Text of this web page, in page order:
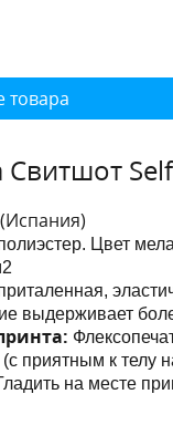
товара
Цвет
выдерживает
приятным к телу
на месте